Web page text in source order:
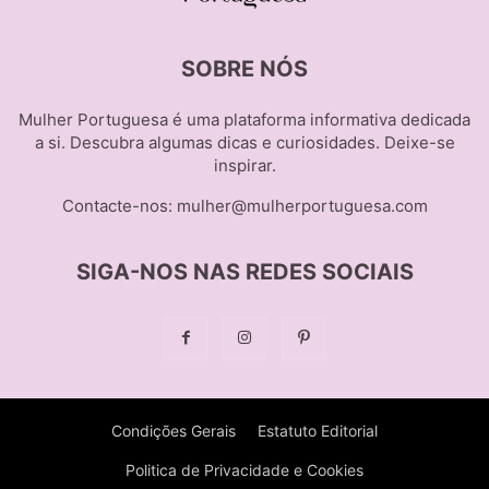
SOBRE NÓS
Mulher Portuguesa é uma plataforma informativa dedicada
a si. Descubra algumas dicas e curiosidades. Deixe-se
inspirar.
Contacte-nos: mulher@mulherportuguesa.com
SIGA-NOS NAS REDES SOCIAIS
Condições Gerais Estatuto Editorial
Politica de Privacidade e Cookies